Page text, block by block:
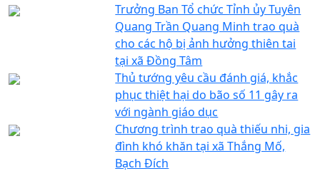
Trưởng Ban Tổ chức Tỉnh ủy Tuyên
Quang Trần Quang Minh trao quà
cho các hộ bị ảnh hưởng thiên tai
tại xã Đồng Tâm
Thủ tướng yêu cầu đánh giá, khắc
phục thiệt hại do bão số 11 gây ra
với ngành giáo dục
Chương trình trao quà thiếu nhi, gia
đình khó khăn tại xã Thắng Mố,
Bạch Đích